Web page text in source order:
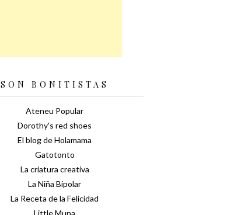
SON BONITISTAS
Ateneu Popular
Dorothy's red shoes
El blog de Holamama
Gatotonto
La criatura creativa
La Niña Bipolar
La Receta de la Felicidad